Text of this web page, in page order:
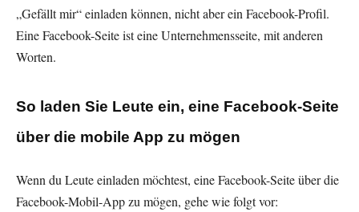
„Gefällt mir“ einladen können, nicht aber ein Facebook-Profil.
Eine Facebook-Seite ist eine Unternehmensseite, mit anderen
Worten.
So laden Sie Leute ein, eine Facebook-Seite
über die mobile App zu mögen
Wenn du Leute einladen möchtest, eine Facebook-Seite über die
Facebook-Mobil-App zu mögen, gehe wie folgt vor: